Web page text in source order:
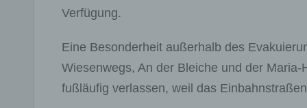
Verfügung.
Eine Besonderheit außerhalb des
Wiesenwegs, An der Bleiche und der
fußläufig verlassen, weil das